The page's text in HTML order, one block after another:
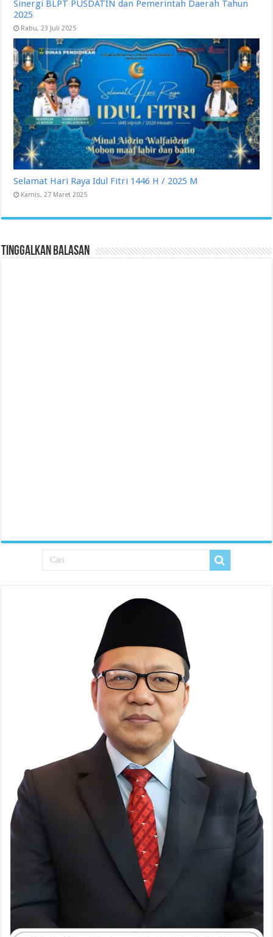
Sinergi BLPT PUSDATIN dan Pemerintah Daerah Tahun
2025
Rabu, 23 Juli 2025
Selamat Hari Raya Idul Fitri 1446 H / 2025 M
Kamis, 27 Maret 2025
Tinggalkan Balasan